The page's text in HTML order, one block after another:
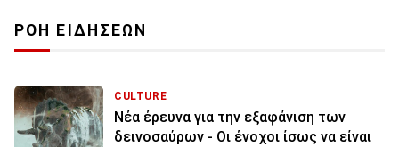
ΡΟΗ ΕΙΔΗΣΕΩΝ
CULTURE
Νέα έρευνα για την εξαφάνιση των
δεινοσαύρων - Οι ένοχοι ίσως να είναι